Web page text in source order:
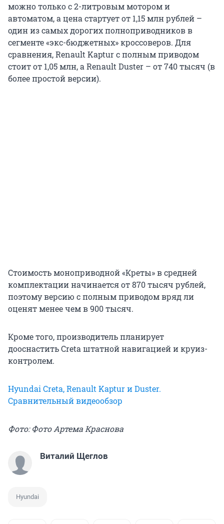
можно только с 2-литровым мотором и
автоматом, а цена стартует от 1,15 млн рублей –
один из самых дорогих полноприводников в
сегменте «экс-бюджетных» кроссоверов. Для
сравнения, Renault Kaptur с полным приводом
стоит от 1,05 млн, а Renault Duster – от 740 тысяч (в
более простой версии).
Стоимость моноприводной «Креты» в средней
комплектации начинается от 870 тысяч рублей,
поэтому версию с полным приводом вряд ли
оценят менее чем в 900 тысяч.
Кроме того, производитель планирует
дооснастить Creta штатной навигацией и круиз-
контролем.
Hyundai Creta, Renault Kaptur и Duster.
Сравнительный видеообзор
Фото: Фото Артема Краснова
Виталий Щеглов
Hyundai